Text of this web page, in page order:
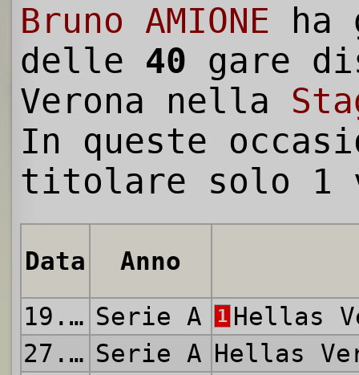
Bruno AMIONE ha
delle 40 gare
Verona nella
In queste
titolare solo 1
Data Anno
19.09.2020 Serie A 1 Hellas
27.09.2020 Serie A Hellas